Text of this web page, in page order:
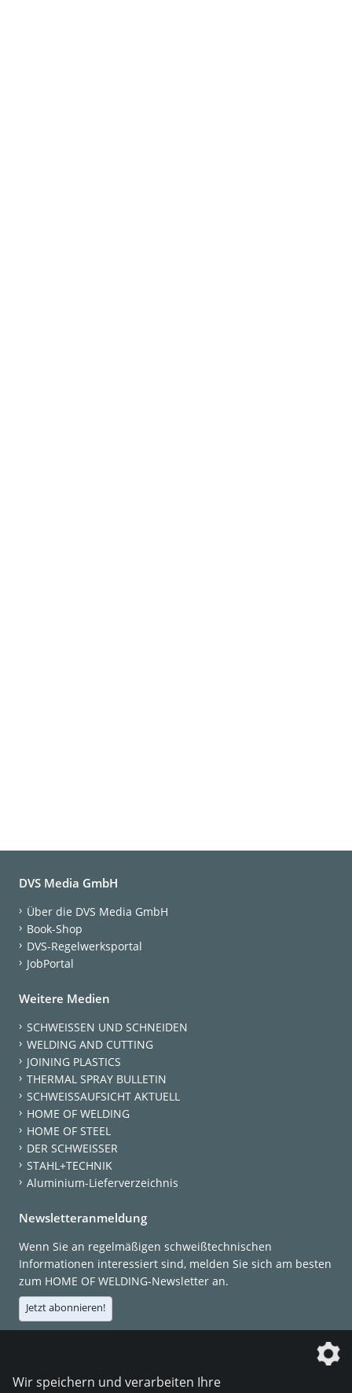
DVS Media GmbH
Über die DVS Media GmbH
Book-Shop
DVS-Regelwerksportal
JobPortal
Weitere Medien
SCHWEISSEN UND SCHNEIDEN
WELDING AND CUTTING
JOINING PLASTICS
THERMAL SPRAY BULLETIN
SCHWEISSAUFSICHT AKTUELL
HOME OF WELDING
HOME OF STEEL
DER SCHWEISSER
STAHL+TECHNIK
Aluminium-Lieferverzeichnis
Newsletteranmeldung
Wenn Sie an regelmäßigen schweißtechnischen
Informationen interessiert sind, melden Sie sich am besten
zum HOME OF WELDING-Newsletter an.
Jetzt abonnieren!
Die DVS Media GmbH ist ein Unternehmen der
Wir speichern und verarbeiten Ihre